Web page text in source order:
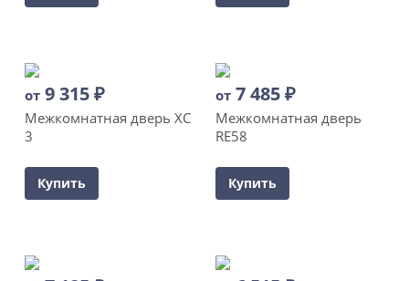
от 9 315₽
Межкомнатная дверь XC
3
Купить
от 7 485₽
Межкомнатная дверь
RE58
Купить